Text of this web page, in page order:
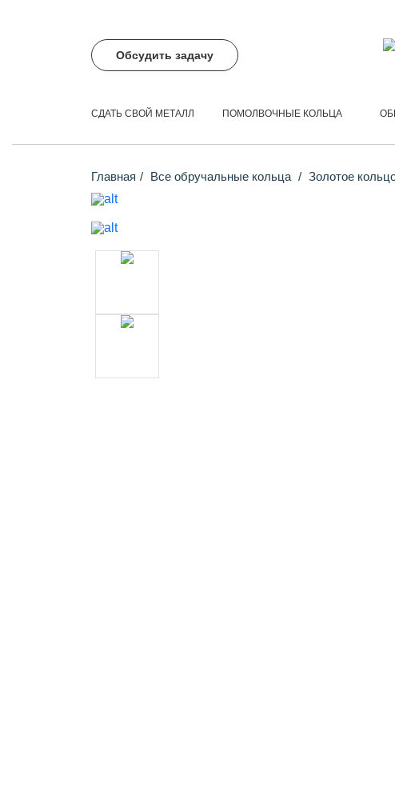
Обсудить задачу
СДАТЬ СВОЙ МЕТАЛЛ ПОМОЛВОЧНЫЕ КОЛЬЦА
Главная Все обручальные кольца Золотое